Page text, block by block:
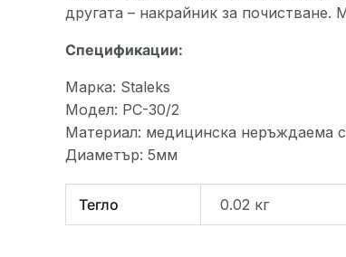
другата – накрайник за
Спецификации:
Марка: Staleks
Модел: PC-30/2
Материал: медицинска неръждаема
Диаметър: 5мм
Тегло 0.02 кг